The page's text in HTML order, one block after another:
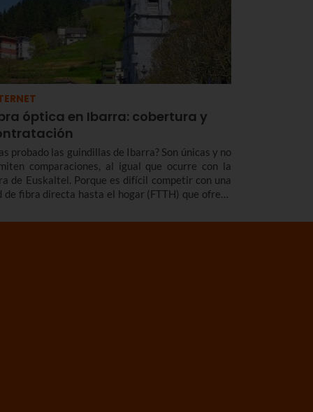
óptica en Ibarra: cobertura y
probado las guindillas de Ibarra? Son únicas y no
comparaciones, al igual que ocurre con la
de Euskaltel. Porque es difícil competir con una
de fibra directa hasta el hogar (FTTH) que ofrece
en calidad 4K.